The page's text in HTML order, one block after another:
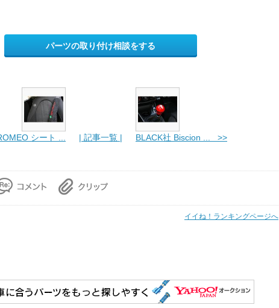
パーツの取り付け相談をする
シート ... | 記事一覧 | BLACK社 Biscion ... >>
イイね！ランキングページへ